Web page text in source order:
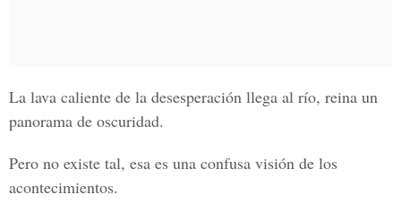
La lava caliente de la desesperación llega al río, reina un
panorama de oscuridad.
Pero no existe tal, esa es una confusa visión de los
acontecimientos.